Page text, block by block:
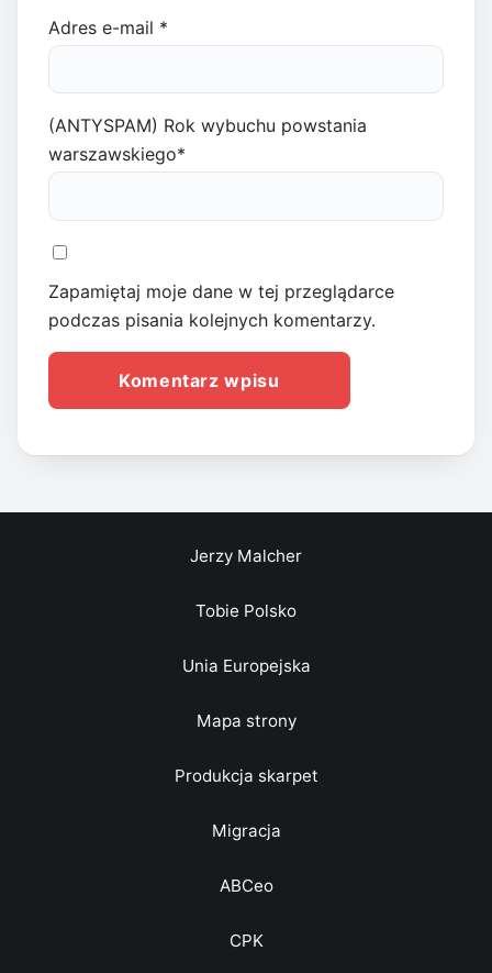
Adres e-mail *
(ANTYSPAM) Rok wybuchu powstania
warszawskiego*
Zapamiętaj moje dane w tej przeglądarce
podczas pisania kolejnych komentarzy.
Jerzy Malcher
Tobie Polsko
Unia Europejska
Mapa strony
Produkcja skarpet
Migracja
ABCeo
CPK